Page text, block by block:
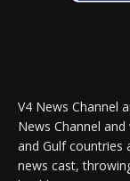
V4 News Channel
News Channel
and Gulf countries
news cast,